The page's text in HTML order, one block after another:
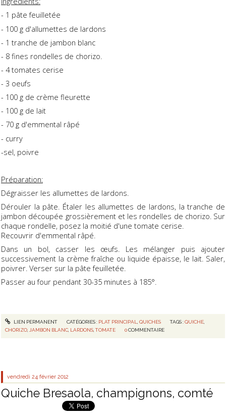
- 1 pâte feuilletée
- 100 g d'allumettes de lardons
- 1 tranche de jambon blanc
- 8 fines rondelles de chorizo.
- 4 tomates cerise
- 3 oeufs
- 100 g de crème fleurette
- 100 g de lait
- 70 g d'emmental râpé
- curry
-sel, poivre
Préparation:
Dégraisser les allumettes de lardons.
Dérouler la pâte. Étaler les allumettes de lardons, la tranche de
jambon découpée grossièrement et les rondelles de chorizo. Sur
chaque rondelle, posez la moitié d'une tomate cerise.
Recouvrir d'emmental râpé.
Dans un bol, casser les œufs. Les mélanger puis ajouter
successivement la crème fraîche ou liquide épaisse, le lait. Saler,
poivrer. Verser sur la pâte feuilletée.
Passer au four pendant 30-35 minutes à 185°.
LIEN PERMANENT CATÉGORIES : PLAT PRINCIPAL QUICHES TAGS :QUICHE
CHORIZO JAMBON BLANC LARDONS ,TOMATE 0 COMMENTAIRE
vendredi 24 février 2012
Quiche Bresaola, champignons, comté